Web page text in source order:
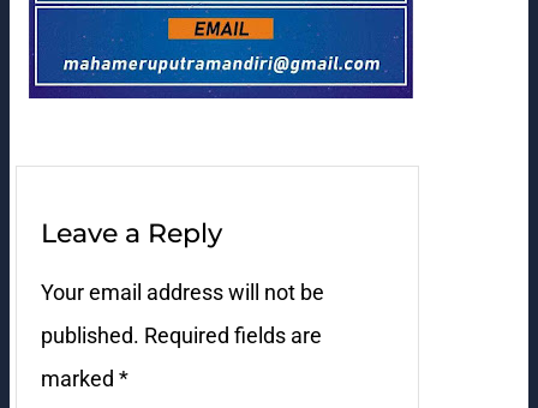
Leave a Reply
Your email address will not be
published. Required fields are
marked *